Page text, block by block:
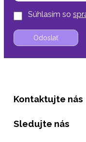
Súhlasím so
Kontaktujte nás
Sledujte nás